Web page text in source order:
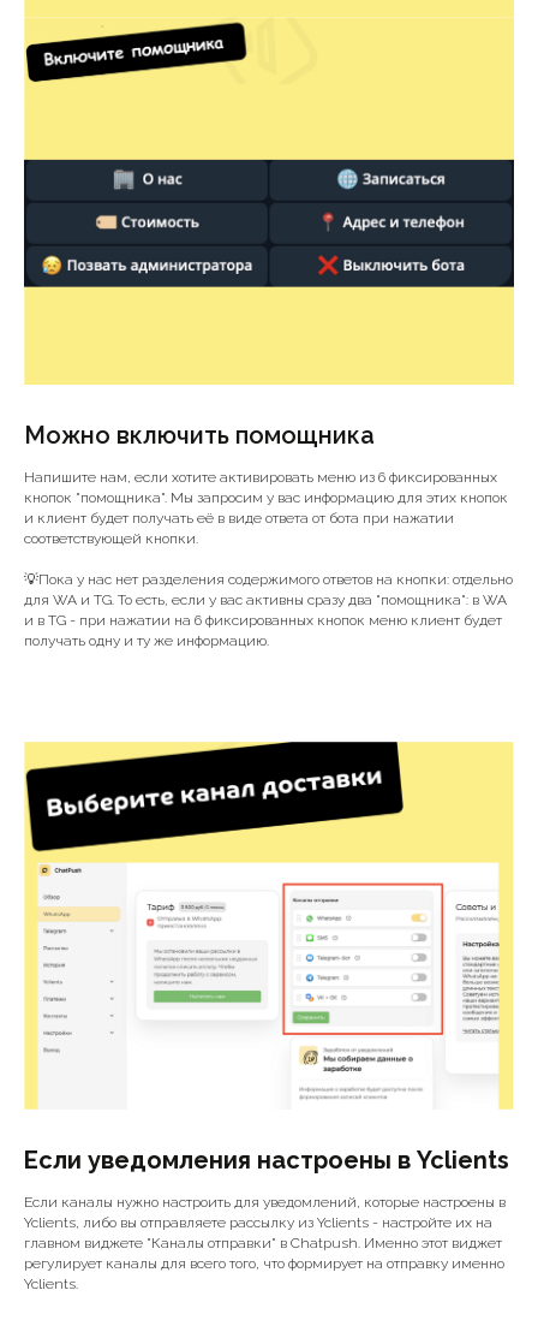
Можно включить помощника
Напишите нам, если хотите активировать меню из 6 фиксированных
кнопок "помощника". Мы запросим у вас информацию для этих кнопок
и клиент будет получать её в виде ответа от бота при нажатии
соответствующей кнопки.
💡Пока у нас нет разделения содержимого ответов на кнопки: отдельно
для WA и TG. То есть, если у вас активны сразу два "помощника": в WA
и в TG - при нажатии на 6 фиксированных кнопок меню клиент будет
получать одну и ту же информацию.
Если уведомления настроены в Yclients
Если каналы нужно настроить для уведомлений, которые настроены в
Yclients, либо вы отправляете рассылку из Yclients - настройте их на
главном виджете "Каналы отправки" в Chatpush. Именно этот виджет
регулирует каналы для всего того, что формирует на отправку именно
Yclients.